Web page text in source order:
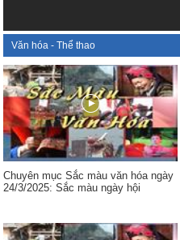
Văn hóa - Thể thao
Chuyên mục Sắc màu văn hóa ngày
24/3/2025: Sắc màu ngày hội